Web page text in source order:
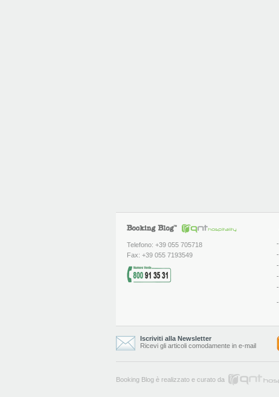
Telefono: +39 055 705718
Fax: +39 055 7193549
-
-
-
-
-
-
Iscriviti alla Newsletter
Ricevi gli articoli comodamente in e-mail
Booking Blog è realizzato e curato da